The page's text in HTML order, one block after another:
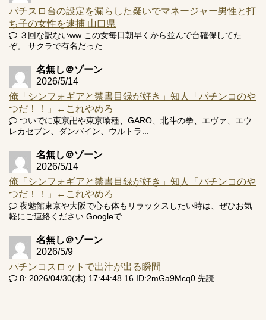
パチスロ台の設定を漏らした疑いでマネージャー男性と打
ち子の女性を逮捕 山口県
３回な訳ないww この女毎日朝早くから並んで台確保してた
ぞ。 サクラで有名だった
名無し＠ゾーン
2026/5/14
俺「シンフォギアと禁書目録が好き」知人「パチンコのや
つだ！！」←これやめろ
ついでに東京卍や東京喰種、GARO、北斗の拳、エヴァ、エウ
レカセブン、ダンバイン、ウルトラ...
名無し＠ゾーン
2026/5/14
俺「シンフォギアと禁書目録が好き」知人「パチンコのや
つだ！！」←これやめろ
夜魅館東京や大阪で心も体もリラックスしたい時は、ぜひお気
軽にご連絡ください Googleで...
名無し＠ゾーン
2026/5/9
パチンコスロットで出汁が出る瞬間
8: 2026/04/30(木) 17:44:48.16 ID:2mGa9Mcq0 先読...